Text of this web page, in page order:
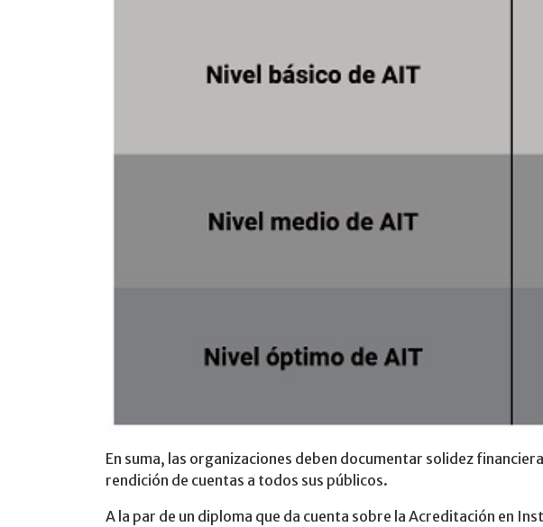
En suma, las organizaciones deben documentar solidez
rendición de cuentas a todos sus públicos.
A la par de un diploma que da cuenta sobre la Acreditación en